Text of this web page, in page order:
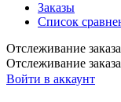
Заказы
Список
Отслеживание заказа
Отслеживание заказа
Войти в аккаунт